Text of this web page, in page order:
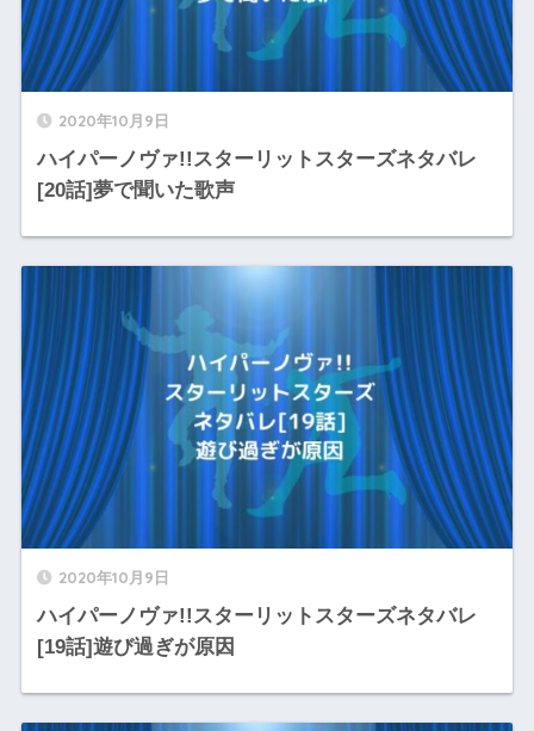
2020年10月9日
ハイパーノヴァ!!スターリットスターズネタバレ
[20話]夢で聞いた歌声
2020年10月9日
ハイパーノヴァ!!スターリットスターズネタバレ
[19話]遊び過ぎが原因